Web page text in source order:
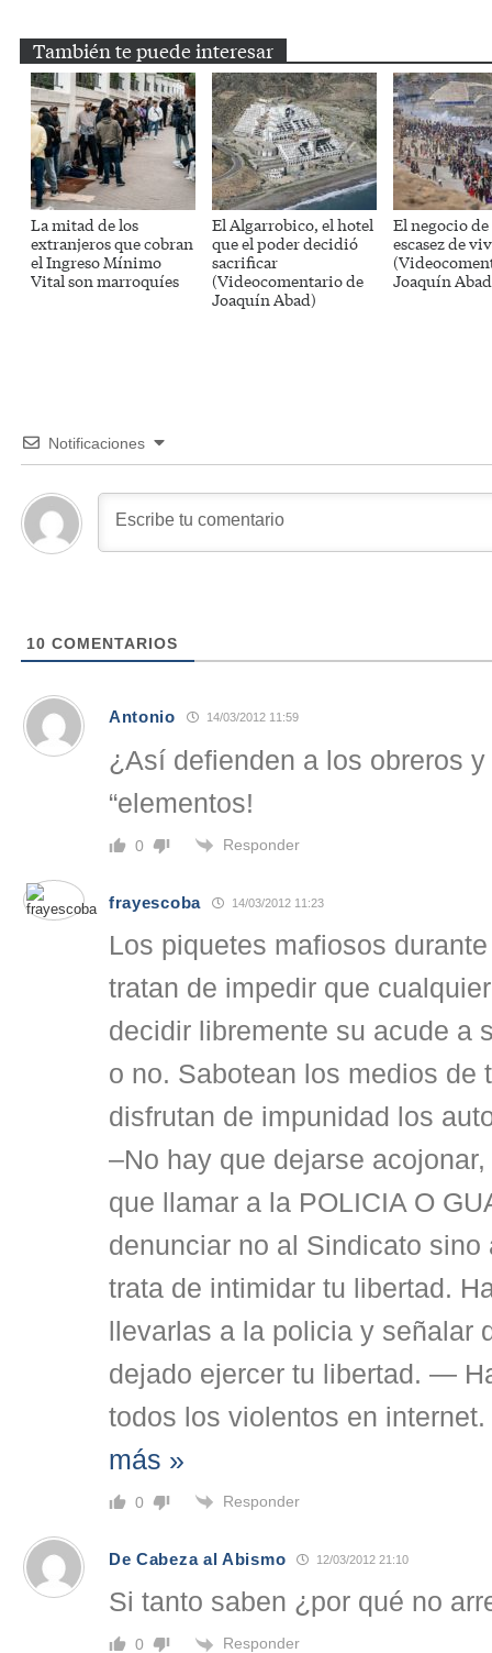
También te puede interesar
La mitad de los
extranjeros que cobran
el Ingreso Mínimo
Vital son marroquíes
El Algarrobico, el hotel
que el poder decidió
sacrificar
(Videocomentario de
Joaquín Abad)
El negocio de
escasez de
Joaquín
Notificaciones
10 COMENTARIOS
Antonio 14/03/2012 11:59
¿Así defienden a los obreros y
“elementos!
0 Responder
frayescoba 14/03/2012 11:23
Los piquetes mafiosos
tratan de impedir que
decidir libremente su acude a
o no. Sabotean los medios de
disfrutan de impunidad los
–No hay que dejarse
que llamar a la POLICIA O
denunciar no al Sindicato sino
trata de intimidar tu libertad.
llevarlas a la policia y señalar
dejado ejercer tu libertad. —
todos los violentos en
más »
0 Responder
De Cabeza al Abismo 12/03/2012 21:10
Si tanto saben ¿por qué no
0 Responder